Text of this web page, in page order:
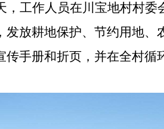
，工作人员在川宝地村村委
发放耕地保护、节约用地、
传手册和折页，并在全村循